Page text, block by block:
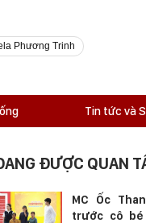
Phương Trinh
Tin tức và
ĐƯỢC QUAN
MC Ốc
trước cô